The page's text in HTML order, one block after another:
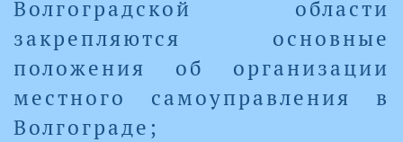
Волгоградской области
закрепляются основные
положения об организации
местного самоуправления в
Волгограде;